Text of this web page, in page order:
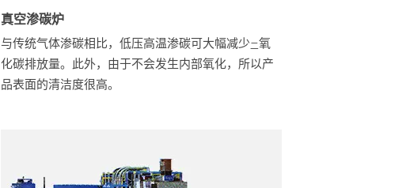
真空渗碳炉
与传统气体渗碳相比，低压高温渗碳可大幅减少二氧
化碳排放量。此外，由于不会发生内部氧化，所以产
品表面的清洁度很高。